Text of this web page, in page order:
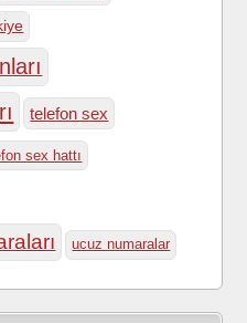
telefon sex
sex hattı
ucuz numaralar